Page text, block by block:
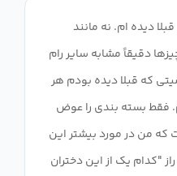
دیده ام. نه مانند
دقیقاً مشابه سایر رام
که قبلا دیده بودم هر
فقط بسته بندی را عوض
من در مورد بیشتر این
"کدام یک از این دختران